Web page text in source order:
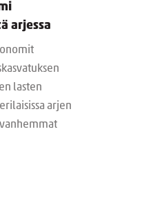
arjessa
lasten
arjen